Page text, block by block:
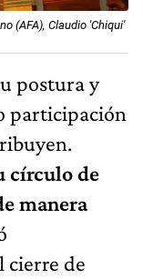
(AFA), Claudio 'Chiqui'
postura y
participación
círculo de
manera
cierre de